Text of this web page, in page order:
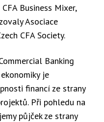
Business Mixer,
Asociace
CFA Society.
Banking
je
financí ze strany
Při pohledu na
půjček ze strany